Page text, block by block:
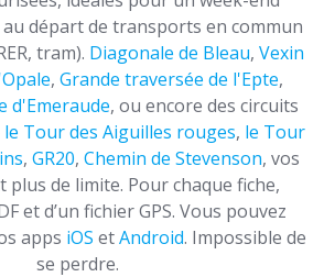
départ de transports en commun
tram). Diagonale de Bleau, Vexin
, Grande traversée de l'Epte,
d'Emeraude, ou encore des circuits
le Tour des Aiguilles rouges, le Tour
, GR20, Chemin de Stevenson, vos
plus de limite. Pour chaque fiche,
et d’un fichier GPS. Vous pouvez
apps iOS etAndroid. Impossible de
se perdre.